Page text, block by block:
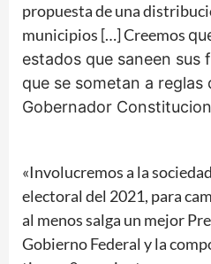
propuesta de una
municipios […] Creemos
estados que saneen sus
que se sometan a
Gobernador
«Involucremos a la
electoral del 2021, para
al menos salga un mejor
Gobierno Federal y la